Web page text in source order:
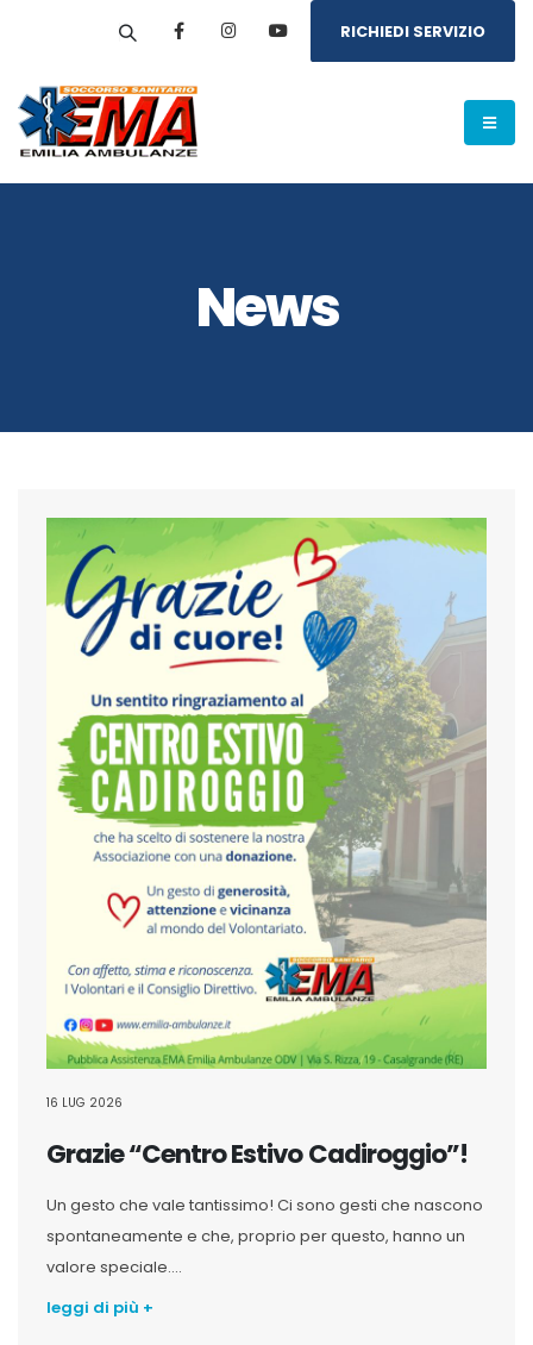
RICHIEDI SERVIZIO
News
16 LUG 2026
Grazie “Centro Estivo Cadiroggio”!
Un gesto che vale tantissimo! Ci sono gesti che nascono
spontaneamente e che, proprio per questo, hanno un
valore speciale....
leggi di più +